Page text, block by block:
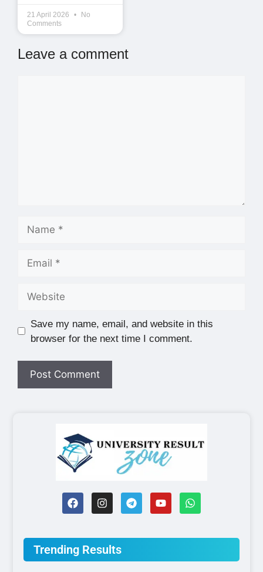
21 April 2026
No
Comments
Leave a comment
Save my name, email, and website in this
browser for the next time I comment.
Trending Results